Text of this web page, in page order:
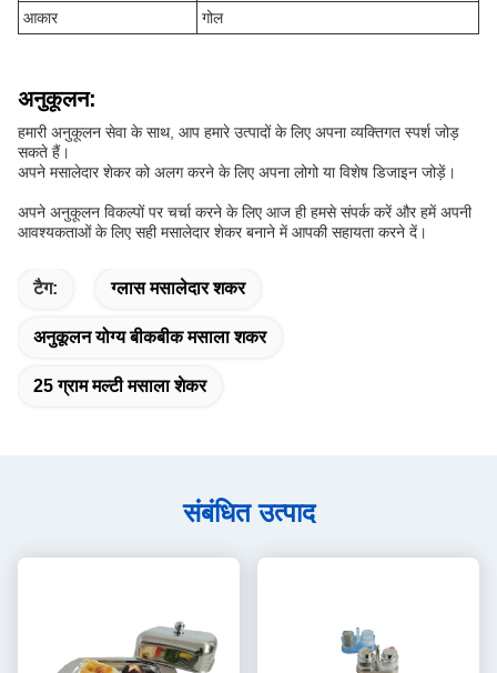
आकार
गोल
अनुकूलन:
हमारी अनुकूलन सेवा के साथ, आप हमारे उत्पादों के लिए अपना व्यक्तिगत स्पर्श जोड़
सकते हैं।
अपने मसालेदार शेकर को अलग करने के लिए अपना लोगो या विशेष डिजाइन जोड़ें।
अपने अनुकूलन विकल्पों पर चर्चा करने के लिए आज ही हमसे संपर्क करें और हमें अपनी
आवश्यकताओं के लिए सही मसालेदार शेकर बनाने में आपकी सहायता करने दें।
टैग: ग्लास मसालेदार शकर
अनुकूलन योग्य बीकबीक मसाला शकर
25 ग्राम मल्टी मसाला शेकर
संबंधित उत्पाद